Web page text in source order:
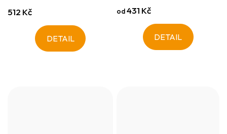
512 Kč
DETAIL
od431 Kč
DETAIL